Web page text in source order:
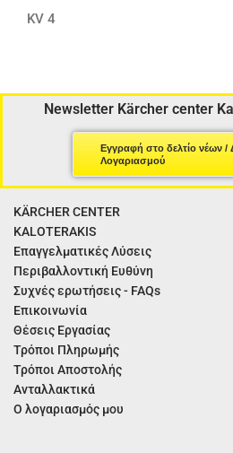
KV 4
Newsletter Kärcher center
Εγγραφή στο δελτίο νέων /
Λογαριασμού
KÄRCHER CENTER
KALOTERAKIS
Επαγγελματικές Λύσεις
Περιβαλλοντική Ευθύνη
Συχνές ερωτήσεις - FAQs
Επικοινωνία
Θέσεις Εργασίας
Τρόποι Πληρωμής
Τρόποι Αποστολής
Ανταλλακτικά
Ο λογαριασμός μου